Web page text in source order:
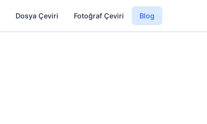
Dosya Çeviri Fotoğraf Çeviri Blog